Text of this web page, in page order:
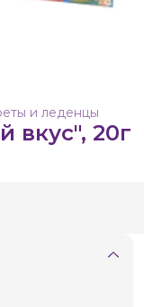
и леденцы
вкус", 20г